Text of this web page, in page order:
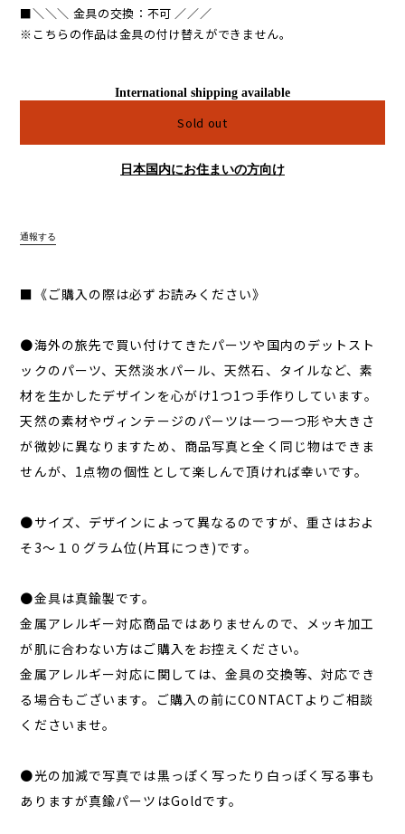
■＼＼＼ 金具の交換：不可 ／／／
※こちらの作品は金具の付け替えができません。
International shipping available
Sold out
日本国内にお住まいの方向け
通報する
■《ご購入の際は必ずお読みください》
●海外の旅先で買い付けてきたパーツや国内のデットスト
ックのパーツ、天然淡水パール、天然石、タイルなど、素
材を生かしたデザインを心がけ1つ1つ手作りしています。
天然の素材やヴィンテージのパーツは一つ一つ形や大きさ
が微妙に異なりますため、商品写真と全く同じ物はできま
せんが、1点物の個性として楽しんで頂ければ幸いです。
●サイズ、デザインによって異なるのですが、重さはおよ
そ3～１０グラム位(片耳につき)です。
●金具は真鍮製です。
金属アレルギー対応商品ではありませんので、メッキ加工
が肌に合わない方はご購入をお控えください。
金属アレルギー対応に関しては、金具の交換等、対応でき
る場合もございます。ご購入の前にCONTACTよりご相談
くださいませ。
●光の加減で写真では黒っぽく写ったり白っぽく写る事も
ありますが真鍮パーツはGoldです。